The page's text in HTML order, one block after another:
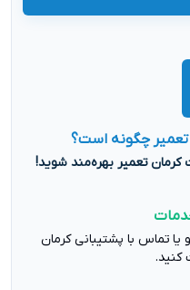
تعمیر چگونه است؟
تماس با پشتیبانی کرمان
کنید.